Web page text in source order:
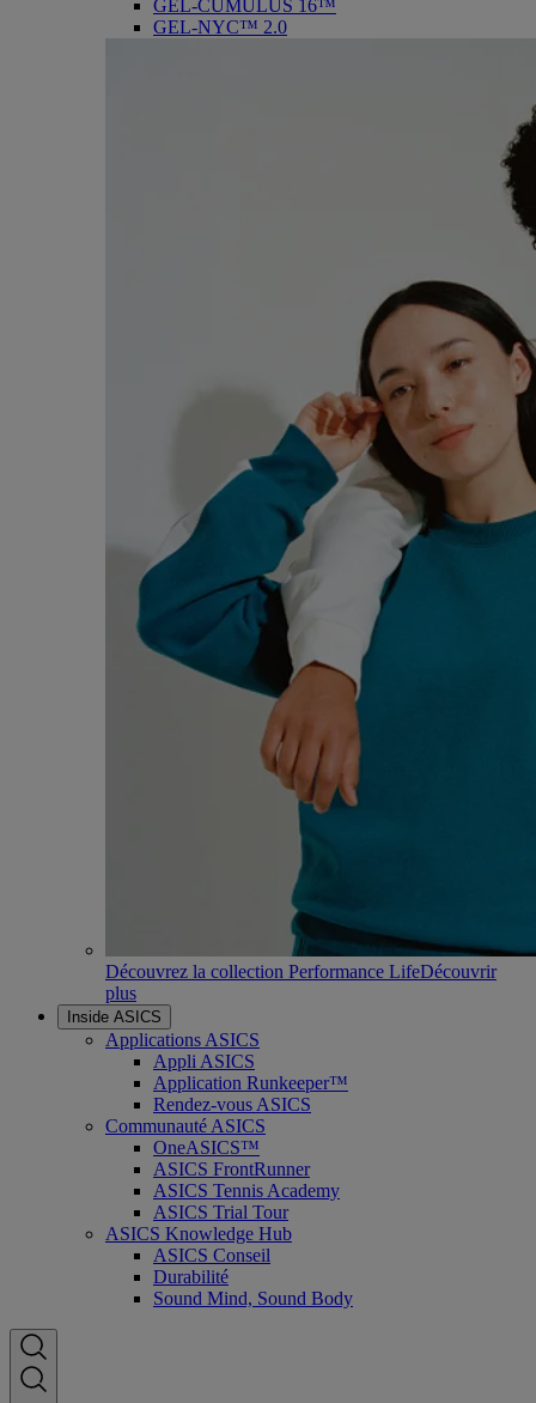
GEL-CUMULUS 16™
GEL-NYC™ 2.0
Découvrez la collection Performance LifeDécouvrir
plus
Inside ASICS
Applications ASICS
Appli ASICS
Application Runkeeper™
Rendez-vous ASICS
Communauté ASICS
OneASICS™
ASICS FrontRunner
ASICS Tennis Academy
ASICS Trial Tour
ASICS Knowledge Hub
ASICS Conseil
Durabilité
Sound Mind, Sound Body